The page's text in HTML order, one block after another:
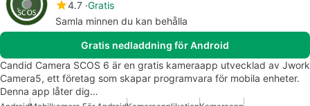
4.7 Gratis
Samla minnen du kan behålla
Gratis nedladdning för Android
Candid Camera SCOS 6 är en gratis kameraapp utvecklad av Jwork
Camera5, ett företag som skapar programvara för mobila enheter.
Denna app låter dig…